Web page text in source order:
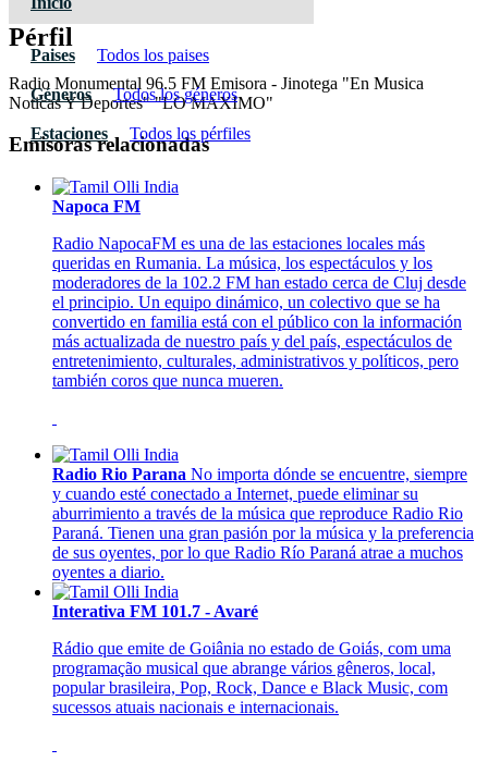
Paises Todos los paises
Géneros Todos los géneros
Estaciones Todos los pérfiles
Pérfil
Radio Monumental 96.5 FM Emisora - Jinotega "En Musica
Noticas Y Deportes" "LO MAXIMO"
Emisoras relacionadas
Napoca FM
Radio NapocaFM es una de las estaciones locales más
queridas en Rumania. La música, los espectáculos y los
moderadores de la 102.2 FM han estado cerca de Cluj desde
el principio. Un equipo dinámico, un colectivo que se ha
convertido en familia está con el público con la información
más actualizada de nuestro país y del país, espectáculos de
entretenimiento, culturales, administrativos y políticos, pero
también coros que nunca mueren.
Radio Rio Parana No importa dónde se encuentre, siempre
y cuando esté conectado a Internet, puede eliminar su
aburrimiento a través de la música que reproduce Radio Rio
Paraná. Tienen una gran pasión por la música y la preferencia
de sus oyentes, por lo que Radio Río Paraná atrae a muchos
oyentes a diario.
Interativa FM 101.7 - Avaré
Rádio que emite de Goiânia no estado de Goiás, com uma
programação musical que abrange vários gêneros, local,
popular brasileira, Pop, Rock, Dance e Black Music, com
sucessos atuais nacionais e internacionais.